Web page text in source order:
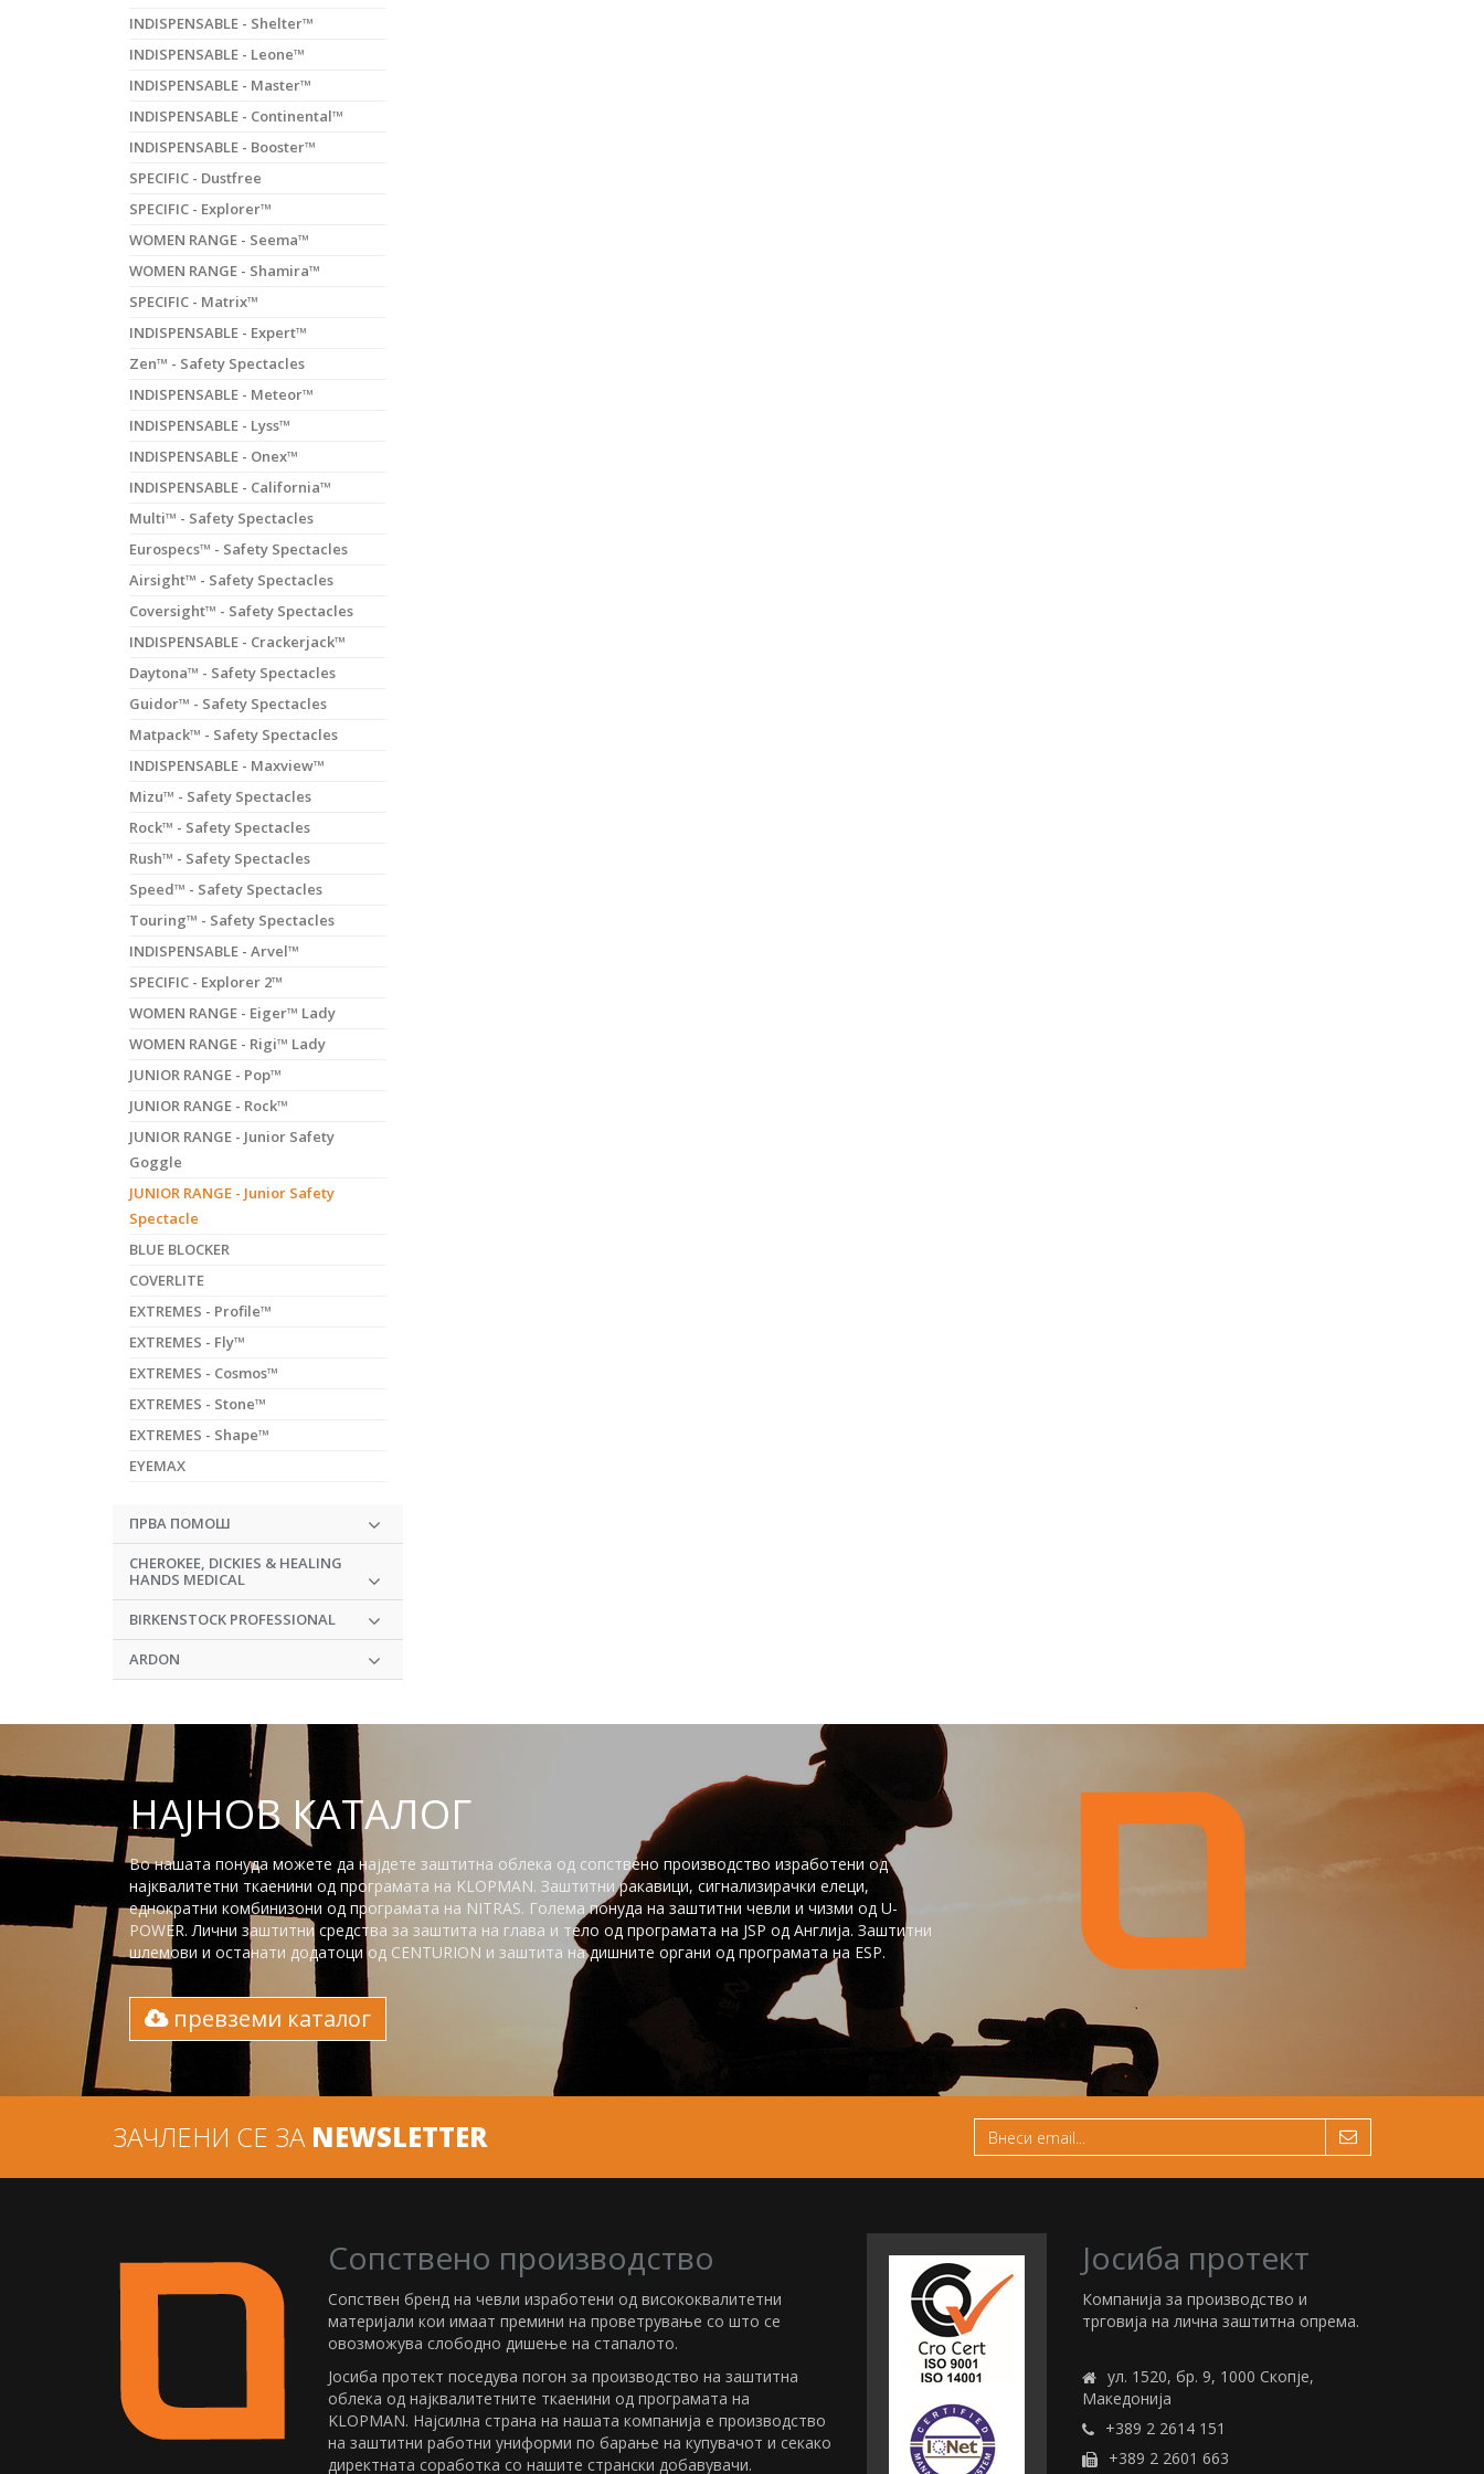
INDISPENSABLE - Shelter™
INDISPENSABLE - Leone™
INDISPENSABLE - Master™
INDISPENSABLE - Continental™
INDISPENSABLE - Booster™
SPECIFIC - Dustfree
SPECIFIC - Explorer™
WOMEN RANGE - Seema™
WOMEN RANGE - Shamira™
SPECIFIC - Matrix™
INDISPENSABLE - Expert™
Zen™ - Safety Spectacles
INDISPENSABLE - Meteor™
INDISPENSABLE - Lyss™
INDISPENSABLE - Onex™
INDISPENSABLE - California™
Multi™ - Safety Spectacles
Eurospecs™ - Safety Spectacles
Airsight™ - Safety Spectacles
Coversight™ - Safety Spectacles
INDISPENSABLE - Crackerjack™
Daytona™ - Safety Spectacles
Guidor™ - Safety Spectacles
Matpack™ - Safety Spectacles
INDISPENSABLE - Maxview™
Mizu™ - Safety Spectacles
Rock™ - Safety Spectacles
Rush™ - Safety Spectacles
Speed™ - Safety Spectacles
Touring™ - Safety Spectacles
INDISPENSABLE - Arvel™
SPECIFIC - Explorer 2™
WOMEN RANGE - Eiger™ Lady
WOMEN RANGE - Rigi™ Lady
JUNIOR RANGE - Pop™
JUNIOR RANGE - Rock™
JUNIOR RANGE - Junior Safety
Goggle
JUNIOR RANGE - Junior Safety
Spectacle
BLUE BLOCKER
COVERLITE
EXTREMES - Profile™
EXTREMES - Fly™
EXTREMES - Cosmos™
EXTREMES - Stone™
EXTREMES - Shape™
EYEMAX
ПРВА ПОМОШ
CHEROKEE, DICKIES & HEALING
HANDS MEDICAL
BIRKENSTOCK PROFESSIONAL
ARDON
НАЈНОВ КАТАЛОГ
Во нашата понуда можете да најдете заштитна облека од сопствено производство изработени од
најквалитетни ткаенини од програмата на KLOPMAN. Заштитни ракавици, сигнализирачки елеци,
еднократни комбинизони од програмата на NITRAS. Голема понуда на заштитни чевли и чизми од U-
POWER. Лични заштитни средства за заштита на глaва и тело од програмата на JSP од Англија. Заштитни
шлемови и останати додатоци од CENTURION и заштита на дишните органи од програмата на ESP.
превземи каталог
ЗАЧЛЕНИ СЕ ЗА NEWSLETTER
Сопствено производство
Сопствен бренд на чевли изработени од висококвалитетни
материјали кои имаат премини на проветрување со што се
овозможува слободно дишење на стапалото.
Јосиба протект поседува погон за производство на заштитна
облека од најквалитетните ткаенини од програмата на
KLOPMAN. Најсилна страна на нашата компанија е производство
на заштитни работни униформи по барање на купувачот и секако
директната соработка со нашите странски добавувачи.
Јосиба протект
Компанија за производство и
трговија на лична заштитна опрема.
ул. 1520, бр. 9, 1000 Скопје,
Македонија
+389 2 2614 151
+389 2 2601 663